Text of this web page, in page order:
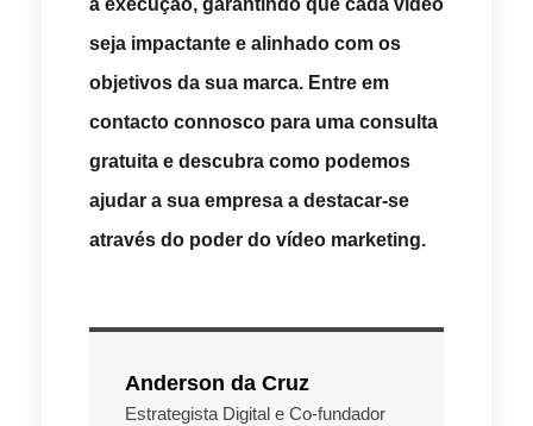
seja impactante e alinhado com os
objetivos da sua marca. Entre em
contacto connosco para uma consulta
gratuita e descubra como podemos
ajudar a sua empresa a destacar-se
através do poder do vídeo marketing.
Anderson da Cruz
Estrategista Digital e Co-fundador